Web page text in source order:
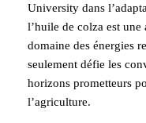
University dans
l’huile de colza est une
domaine des énergies
seulement défie les
horizons prometteurs
l’agriculture.